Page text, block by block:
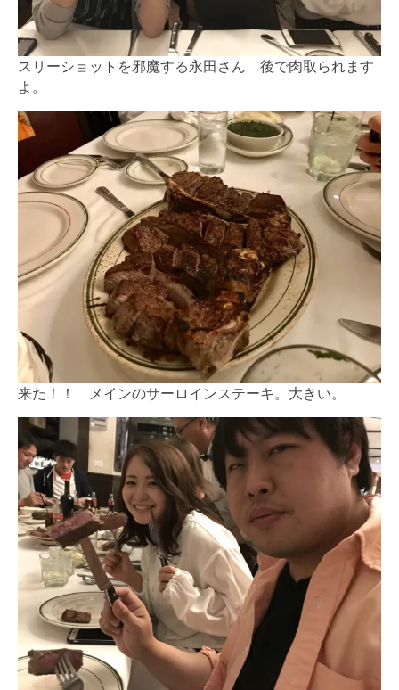
スリーショットを邪魔する永田さん 後で肉取られます
よ。
来た！！ メインのサーロインステーキ。大きい。